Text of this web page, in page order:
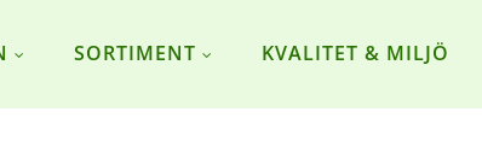
SORTIMENT KVALITET & MILJÖ